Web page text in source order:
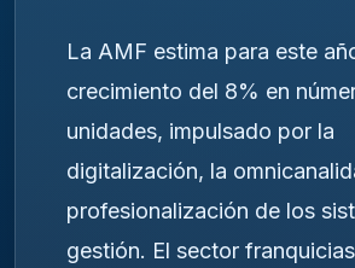
La AMF estima para este
crecimiento del 8% en
unidades, impulsado por la
digitalización, la
profesionalización de los
gestión. El sector